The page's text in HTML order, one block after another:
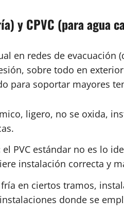
y CPVC (para agua
en redes de
sobre todo en
para soportar mayores
ligero, no se oxida,
el PVC estándar no es lo
instalación correcta y
en ciertos tramos,
donde se